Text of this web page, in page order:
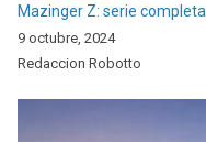
Mazinger Z: serie
9 octubre, 2024
Redaccion Robotto